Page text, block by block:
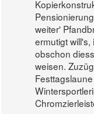
weiter'
ermutigt
obschon
weisen.